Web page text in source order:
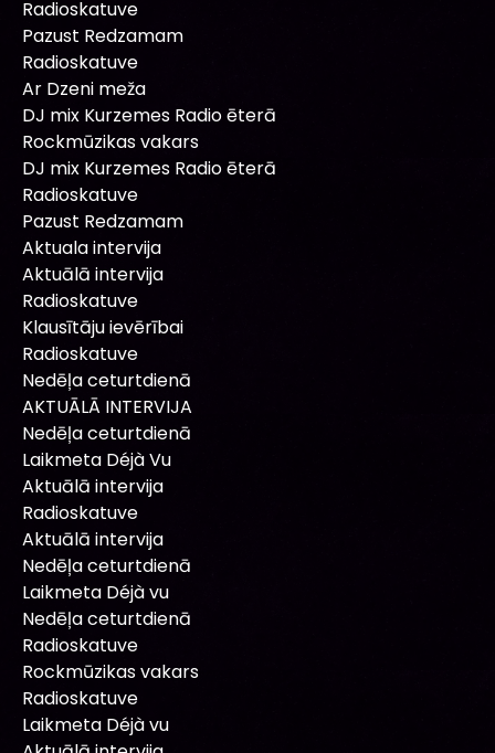
Radioskatuve
Pazust Redzamam
Radioskatuve
Ar Dzeni meža
DJ mix Kurzemes Radio ēterā
Rockmūzikas vakars
DJ mix Kurzemes Radio ēterā
Radioskatuve
Pazust Redzamam
Aktuala intervija
Aktuālā intervija
Radioskatuve
Klausītāju ievērībai
Radioskatuve
Nedēļa ceturtdienā
AKTUĀLĀ INTERVIJA
Nedēļa ceturtdienā
Laikmeta Déjà Vu
Aktuālā intervija
Radioskatuve
Aktuālā intervija
Nedēļa ceturtdienā
Laikmeta Déjà vu
Nedēļa ceturtdienā
Radioskatuve
Rockmūzikas vakars
Radioskatuve
Laikmeta Déjà vu